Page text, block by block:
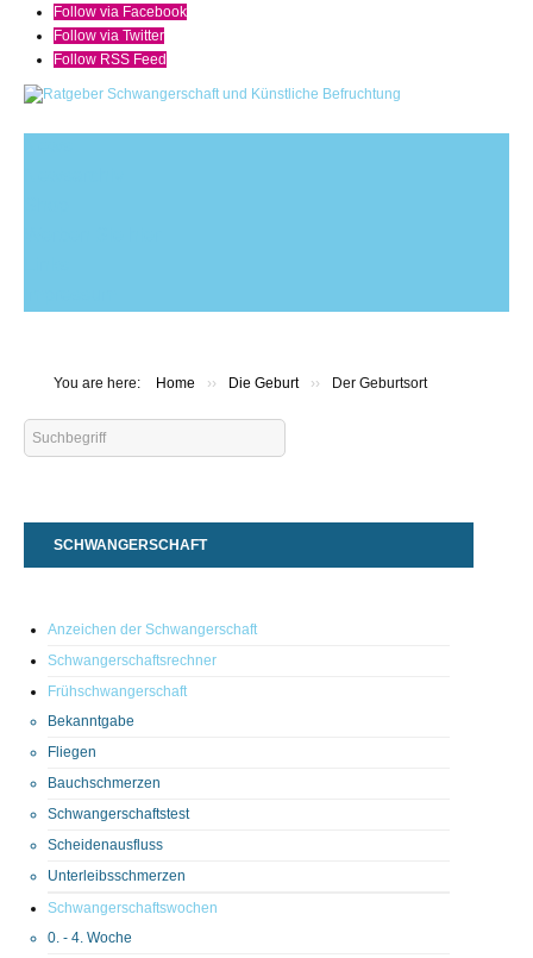
Follow via Facebook
Follow via Twitter
Follow RSS Feed
You are here: Home ›› Die Geburt ›› Der Geburtsort
Search
...
SCHWANGERSCHAFT
Anzeichen der Schwangerschaft
Schwangerschaftsrechner
Frühschwangerschaft
Bekanntgabe
Fliegen
Bauchschmerzen
Schwangerschaftstest
Scheidenausfluss
Unterleibsschmerzen
Schwangerschaftswochen
0. - 4. Woche